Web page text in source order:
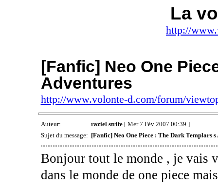
La
http://
[Fanfic] Neo One
Adventures
http://www.volonte-d.com/forum/
Auteur: raziel strife[ Mer 7 Fév 2007 00:39 ]
Sujet du message: [Fanfic] Neo One Piece : The Dark Templars s
Bonjour tout le monde , je vais
dans le monde de one piece